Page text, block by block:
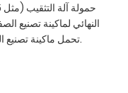
النهائي لماكينة تصنيع
تحمل ماكينة تصنيع الصفائح المعدنية المثقبة واستقرارها التشغيلي.